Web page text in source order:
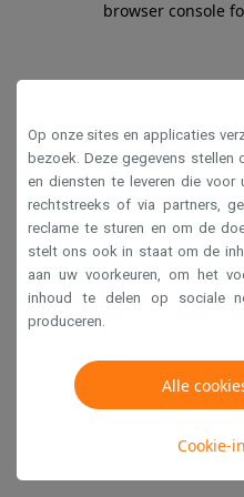
browser console
Op onze sites en applicaties
bezoek. Deze gegevens stellen
en diensten te leveren die voor
rechtstreeks of via partners,
reclame te sturen en om de
stelt ons ook in staat om de
aan uw voorkeuren, om het
inhoud te delen op sociale
produceren.
Alle
Cookie-